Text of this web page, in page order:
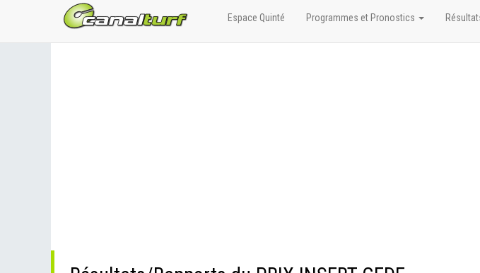
Espace Quinté Programmes et Pronostics